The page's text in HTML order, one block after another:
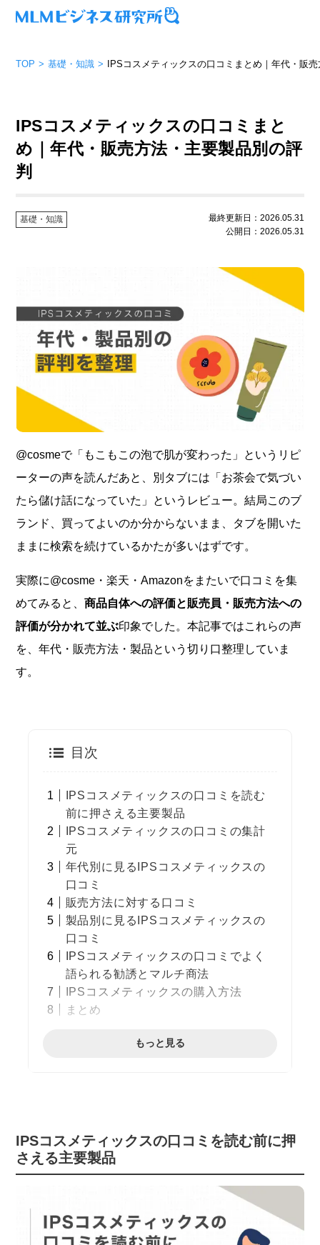
TOP 基礎・知識 IPSコスメティックスの口コミまとめ｜年代・販
IPSコスメティックスの口コミまと
め｜年代・販売方法・主要製品別の評
判
基礎・知識
最終更新日：2026.05.31
公開日：2026.05.31
@cosmeで「もこもこの泡で肌が変わった」というリピ
ーターの声を読んだあと、別タブには「お茶会で気づい
たら儲け話になっていた」というレビュー。結局このブ
ランド、買ってよいのか分からないまま、タブを開いた
ままに検索を続けているかたが多いはずです。
実際に@cosme・楽天・Amazonをまたいで口コミを集
めてみると、商品自体への評価と販売員・販売方法への
評価が分かれて並ぶ印象でした。本記事ではこれらの声
を、年代・販売方法・製品という切り口整理していま
す。
目次
IPSコスメティックスの口コミを読む
前に押さえる主要製品
IPSコスメティックスの口コミの集計
元
年代別に見るIPSコスメティックスの
口コミ
販売方法に対する口コミ
製品別に見るIPSコスメティックスの
口コミ
IPSコスメティックスの口コミでよく
語られる勧誘とマルチ商法
IPSコスメティックスの購入方法
まとめ
もっと見る
IPSコスメティックスの口コミを読む前に押
さえる主要製品